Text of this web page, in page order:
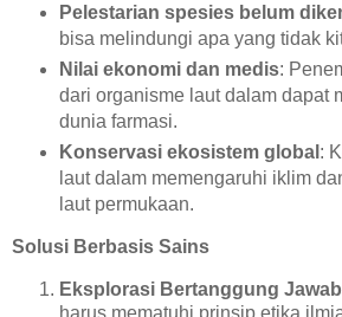
Pelestarian spesies belum
bisa melindungi apa yang tidak
Nilai ekonomi dan medis:
dari organisme laut dalam dapat
dunia farmasi.
Konservasi ekosistem global :
laut dalam memengaruhi iklim
laut permukaan.
Solusi Berbasis Sains
Eksplorasi Bertanggung Jawab